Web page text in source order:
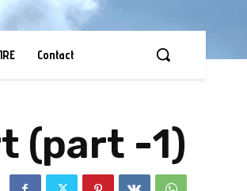
Contact
(part -1)